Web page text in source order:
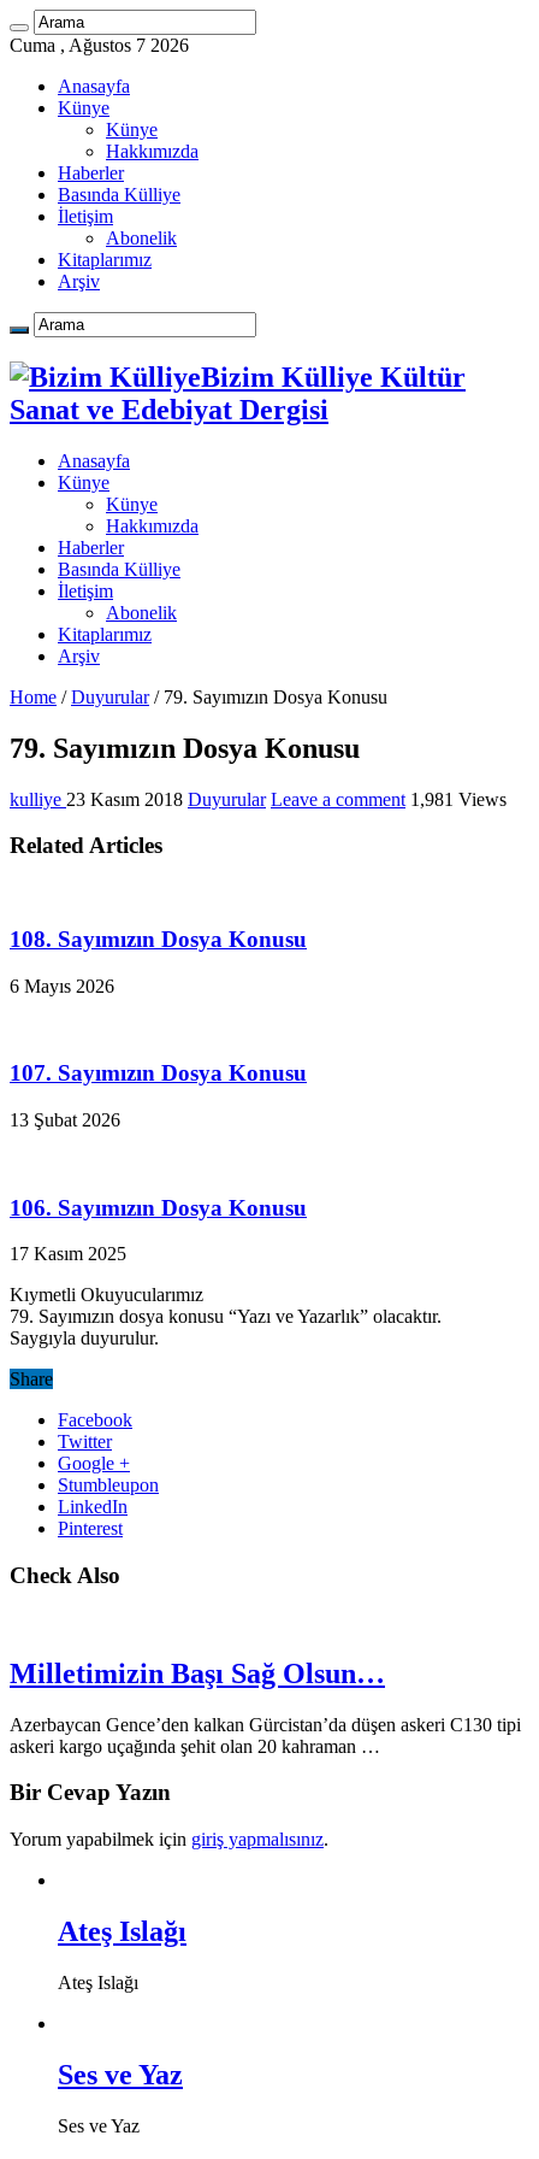
Cuma , Ağustos 7 2026
Anasayfa
Künye
Künye
Hakkımızda
Haberler
Basında Külliye
İletişim
Abonelik
Kitaplarımız
Arşiv
Bizim Külliye Kültür
Sanat ve Edebiyat Dergisi
Anasayfa
Künye
Künye
Hakkımızda
Haberler
Basında Külliye
İletişim
Abonelik
Kitaplarımız
Arşiv
Home / Duyurular / 79. Sayımızın Dosya Konusu
79. Sayımızın Dosya Konusu
kulliye 23 Kasım 2018 Duyurular Leave a comment 1,981 Views
Related Articles
108. Sayımızın Dosya Konusu
6 Mayıs 2026
107. Sayımızın Dosya Konusu
13 Şubat 2026
106. Sayımızın Dosya Konusu
17 Kasım 2025
Kıymetli Okuyucularımız
79. Sayımızın dosya konusu “Yazı ve Yazarlık” olacaktır.
Saygıyla duyurulur.
Share
Facebook
Twitter
Google +
Stumbleupon
LinkedIn
Pinterest
Check Also
Milletimizin Başı Sağ Olsun…
Azerbaycan Gence’den kalkan Gürcistan’da düşen askeri C130 tipi
askeri kargo uçağında şehit olan 20 kahraman …
Bir Cevap Yazın
Yorum yapabilmek için giriş yapmalısınız.
Ateş Islağı
Ateş Islağı
Ses ve Yaz
Ses ve Yaz